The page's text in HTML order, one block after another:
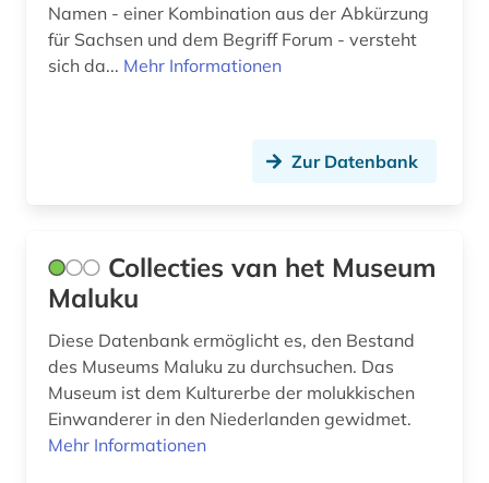
Namen - einer Kombination aus der Abkürzung
für Sachsen und dem Begriff Forum - versteht
sich da... Mehr Informationen
Zur Datenbank
Collecties van het Museum
Maluku
Diese Datenbank ermöglicht es, den Bestand
des Museums Maluku zu durchsuchen. Das
Museum ist dem Kulturerbe der molukkischen
Einwanderer in den Niederlanden gewidmet.
Mehr Informationen